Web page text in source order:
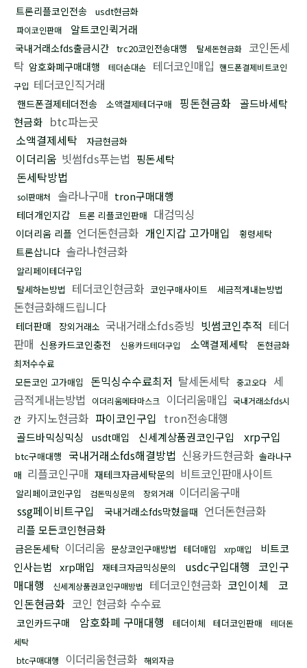
트론리플코인전송 usdt현금화
파이코인판매 알트코인퀵거래
국내거래소fds출금시간 trc20코인전송대행 탈세돈현금화 코인돈세
탁 암호화폐구매대행 테더손대손 테더코인매입 핸드폰결제비트코인
구입 테더코인직거래
핸드폰결제테더전송 소액결제테더구매 핑돈현금화
골드바세탁
현금화 btc파는곳
소액결제세탁
자금현금화
이더리움 빗썸fds푸는법 핑돈세탁
돈세탁방법
sol판매처 솔라나구매 tron구매대행
테더개인지갑 트론 리플코인판매 대검믹싱
이더리움 리플 언더돈현금화 개인지갑 고가매입 횡령세탁
트론삽니다 솔라나현금화
알리페이테더구입
탈세하는방법
테더코인현금화 코인구매사이트 세금적게내는방법
돈현금화해드립니다
테더판매 장외거래소 국내거래소fds증빙 빗썸코인추적 테더
판매 신용카드코인충전 신용카드테더구입 소액결제세탁
돈현금화
최저수수료
모든코인 고가매입
돈믹싱수수료최저 탈세돈세탁 중고오다
세
금적게내는방법
이더리움메타마스크 이더리움매입 국내거래소fds시
간 카지노현금화 파이코인구입 tron전송대행
골드바믹싱믹싱 usdt매입 신세계상품권코인구입 xrp구입
btc구매대행 국내거래소fds해결방법 신용카드현금화 솔라나구
매 리플코인구매 재테크자금세탁문의 비트코인판매사이트
알리페이코인구입 검돈믹싱문의 장외거래 이더리움구매
ssg페이비트구입
국내거래소fds막혔을때 언더돈현금화
리플 모든코인현금화
금은돈세탁 이더리움 문상코인구매방법 테더매입 xrp매입
비트코
인사는법 xrp매입 재테크자금믹싱문의 usdc구입대행 코인구
매대행
신세계상품권코인구매방법 테더코인현금화 코인이체
코
인돈현금화 코인 현금화 수수료
코인카드구매 암호화폐 구매대행 테더이체 테더코인판매
테더돈
세탁
btc구매대행
이더리움현금화 해외자금